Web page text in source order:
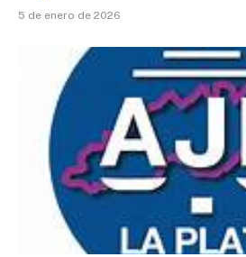
5 de enero de 2026